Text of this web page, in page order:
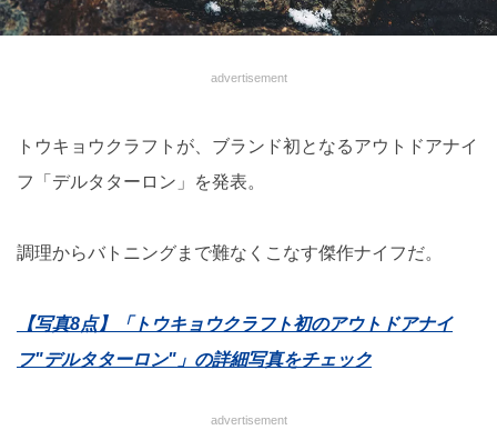
advertisement
トウキョウクラフトが、ブランド初となるアウトドアナイ
フ「デルタターロン」を発表。
調理からバトニングまで難なくこなす傑作ナイフだ。
【写真8点】「トウキョウクラフト初のアウトドアナイ
フ"デルタターロン"」の詳細写真をチェック
advertisement